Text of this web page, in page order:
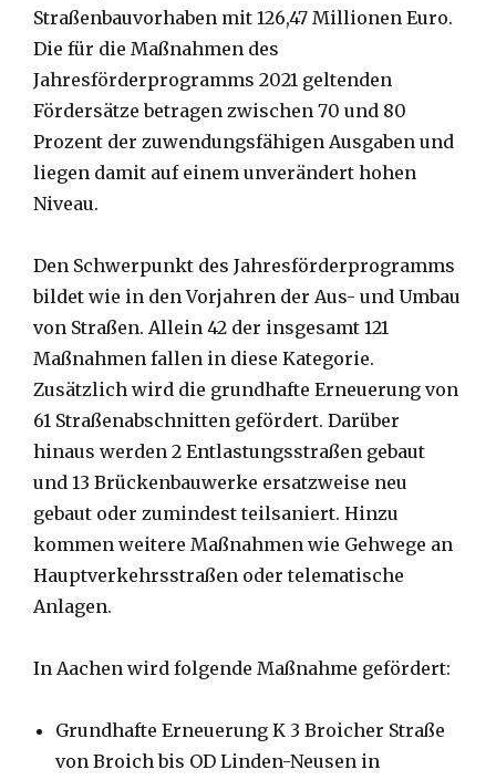
Straßenbauvorhaben mit 126,47 Millionen Euro.
Die für die Maßnahmen des
Jahresförderprogramms 2021 geltenden
Fördersätze betragen zwischen 70 und 80
Prozent der zuwendungsfähigen Ausgaben und
liegen damit auf einem unverändert hohen
Niveau.
Den Schwerpunkt des Jahresförderprogramms
bildet wie in den Vorjahren der Aus- und Umbau
von Straßen. Allein 42 der insgesamt 121
Maßnahmen fallen in diese Kategorie.
Zusätzlich wird die grundhafte Erneuerung von
61 Straßenabschnitten gefördert. Darüber
hinaus werden 2 Entlastungsstraßen gebaut
und 13 Brückenbauwerke ersatzweise neu
gebaut oder zumindest teilsaniert. Hinzu
kommen weitere Maßnahmen wie Gehwege an
Hauptverkehrsstraßen oder telematische
Anlagen.
In Aachen wird folgende Maßnahme gefördert:
Grundhafte Erneuerung K 3 Broicher Straße
von Broich bis OD Linden-Neusen in